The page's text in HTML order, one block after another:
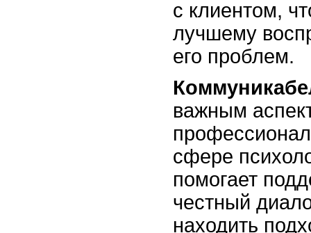
с клиентом,
лучшему
его проблем.
важным
сфере
помогает
честный
находить